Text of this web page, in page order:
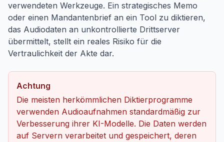
verwendeten Werkzeuge. Ein strategisches Memo
oder einen Mandantenbrief an ein Tool zu diktieren,
das Audiodaten an unkontrollierte Drittserver
übermittelt, stellt ein reales Risiko für die
Vertraulichkeit der Akte dar.
Achtung
Die meisten herkömmlichen Diktierprogramme
verwenden Audioaufnahmen standardmäßig zur
Verbesserung ihrer KI-Modelle. Die Daten werden
auf Servern verarbeitet und gespeichert, deren